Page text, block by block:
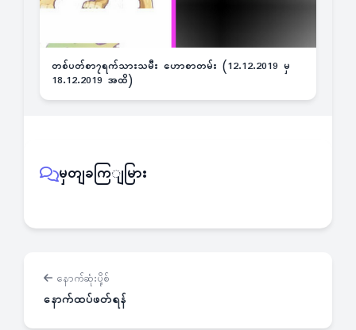
တစ်ပတ်စာ၇ရက်သားသမီး ဟောစာတမ်း (12.12.2019 မှ
18.12.2019 အထိ)
မှတျခကြျမြား
နောက်ဆုံးပို့စ်
နောက်ထပ်ဖတ်ရန်